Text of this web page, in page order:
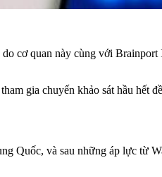
cơ quan này cùng với
gia chuyến khảo sát hầu hết
Quốc, và sau những áp lực từ